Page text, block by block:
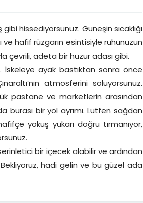
hissediyorsunuz. Güneşin sıcaklığı
ve hafif rüzgarın esintisiyle ruhunuzun
çevrili, adeta bir huzur adası gibi.
İskeleye ayak bastıktan sonra önce
atmosferini soluyorsunuz.
pastane ve marketlerin arasından
burası bir yol ayrımı. Lütfen sağdan
yokuş yukarı doğru tırmanıyor,
bir içecek alabilir ve ardından
hadi gelin ve bu güzel ada